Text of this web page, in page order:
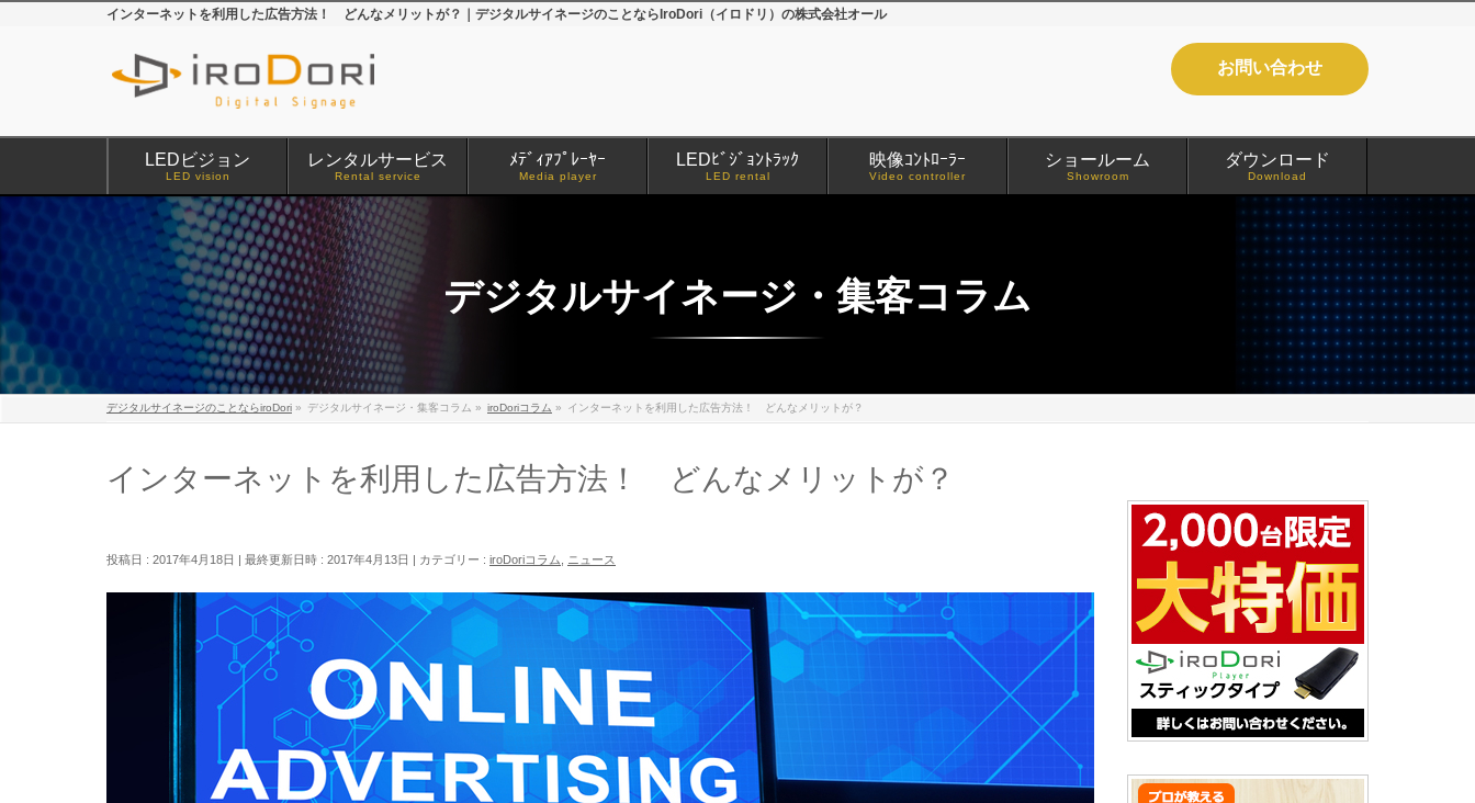
インターネットを利用した広告方法！ どんなメリットが？｜デジタルサイネージのことならIroDori（イロドリ）の株式会社オール
お問い合わせ
LEDビジョン
LED vision
レンタルサービス
Rental service
ﾒﾃﾞｨｱﾌﾟﾚｰﾔｰ
Media player
LEDﾋﾞｼﾞｮﾝﾄﾗｯｸ
LED rental
映像ｺﾝﾄﾛｰﾗｰ
Video controller
ショールーム
Showroom
ダウンロード
Download
デジタルサイネージ・集客コラム
デジタルサイネージのことならiroDori » デジタルサイネージ・集客コラム » iroDoriコラム » インターネットを利用した広告方法！ どんなメリットが？
インターネットを利用した広告方法！ どんなメリットが？
投稿日 : 2017年4月18日 最終更新日時 : 2017年4月13日 カテゴリー : iroDoriコラム ニュース